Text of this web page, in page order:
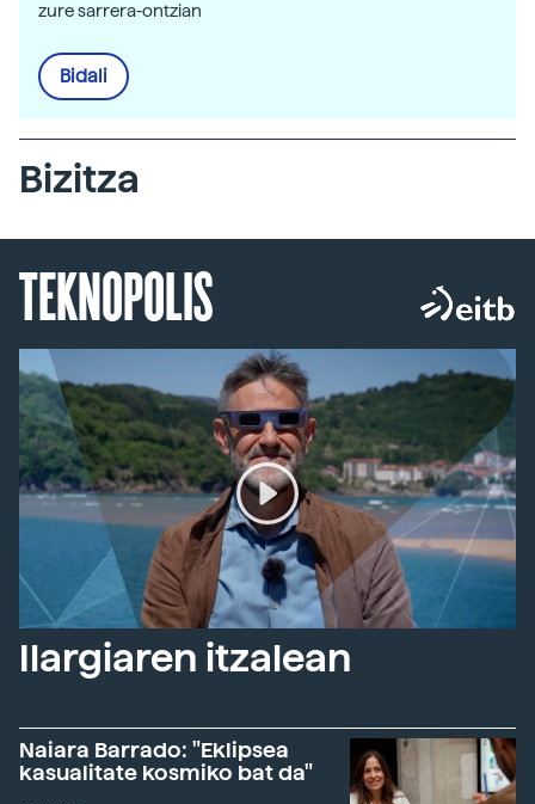
zure sarrera-ontzian
Bidali
Bizitza
TEKNOPOLIS
Ilargiaren itzalean
Naiara Barrado: "Eklipsea
kasualitate kosmiko bat da"